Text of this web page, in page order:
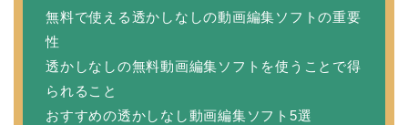
無料で使える透かしなしの動画編集ソフトの重要
性
透かしなしの無料動画編集ソフトを使うことで得
られること
おすすめの透かしなし動画編集ソフト5選